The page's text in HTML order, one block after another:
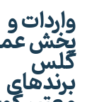
واردات و
پخش
گلس
برندهای